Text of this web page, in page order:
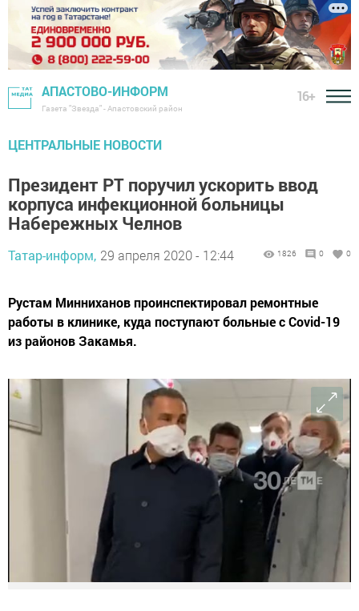
АПАСТОВО-ИНФОРМ
Газета "Звезда" - Апастовский район
16+
ЦЕНТРАЛЬНЫЕ НОВОСТИ
Президент РТ поручил ускорить ввод
корпуса инфекционной больницы
Набережных Челнов
Татар-информ, 29 апреля 2020 - 12:44 1826 0 0
Рустам Минниханов проинспектировал ремонтные
работы в клинике, куда поступают больные с Covid-19
из районов Закамья.